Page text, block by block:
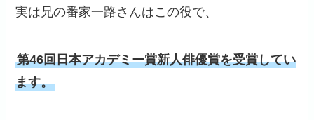
実は兄の番家一路さんはこの役で、
第46回日本アカデミー賞新人俳優賞を受賞してい
ます。